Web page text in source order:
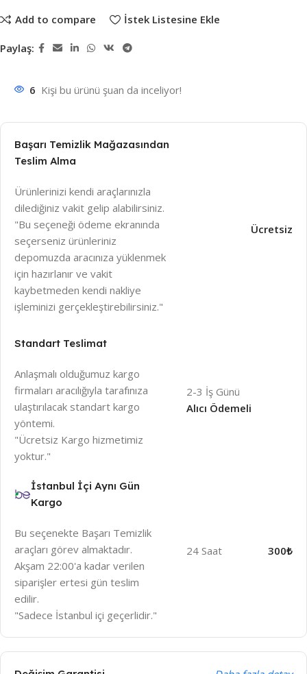
Add to compare İstek Listesine Ekle
Paylaş:
6 Kişi bu ürünü şuan da inceliyor!
Başarı Temizlik Mağazasından
Teslim Alma
Ürünlerinizi kendi araçlarınızla
dilediğiniz vakit gelip alabilirsiniz.
"Bu seçeneği ödeme ekranında
seçerseniz ürünleriniz
depomuzda aracınıza yüklenmek
için hazırlanır ve vakit
kaybetmeden kendi nakliye
işleminizi gerçekleştirebilirsiniz."
Ücretsiz
Standart Teslimat
Anlaşmalı olduğumuz kargo
firmaları aracılığıyla tarafınıza
ulaştırılacak standart kargo
yöntemi.
"Ücretsiz Kargo hizmetimiz
yoktur."
2-3 İş Günü
Alıcı Ödemeli
İstanbul İçi Aynı Gün
Kargo
Bu seçenekte Başarı Temizlik
araçları görev almaktadır.
Akşam 22:00'a kadar verilen
siparişler ertesi gün teslim
edilir.
"Sadece İstanbul içi geçerlidir."
24 Saat 300₺